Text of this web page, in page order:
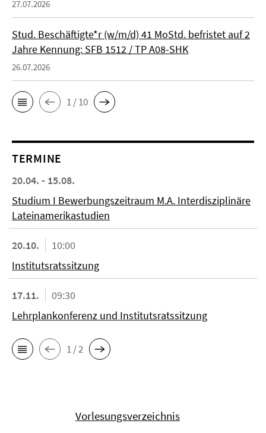
27.07.2026
Stud. Beschäftigte*r (w/m/d) 41 MoStd. befristet auf 2
Jahre Kennung: SFB 1512 / TP A08-SHK
26.07.2026
1 / 10
TERMINE
20.04. - 15.08.
Studium I Bewerbungszeitraum M.A. Interdisziplinäre
Lateinamerikastudien
20.10.
10:00
Institutsratssitzung
17.11.
09:30
Lehrplankonferenz und Institutsratssitzung
1 / 2
Vorlesungsverzeichnis